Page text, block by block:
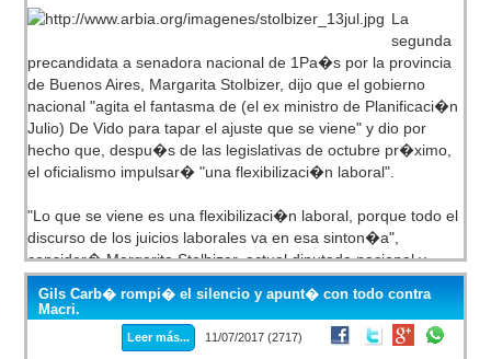
"Esa campa�a del miedo no la pod�s usar en todas las
elecciones porque va perdiendo fuerza y es l�gico que la use
toda la oposici�n en general porque tienen mucho en
com�n, han sido parte del gobierno kirchnerista en estos 12
a�os", sentenci� en FM Delta.
La
segunda
precandidata a senadora nacional de 1Pa�s por la provincia
de Buenos Aires, Margarita Stolbizer, dijo que el gobierno
nacional "agita el fantasma de (el ex ministro de Planificaci�n
Julio) De Vido para tapar el ajuste que se viene" y dio por
hecho que, despu�s de las legislativas de octubre pr�ximo,
el oficialismo impulsar� "una flexibilizaci�n laboral".
"Lo que se viene es una flexibilizaci�n laboral, porque todo el
discurso de los juicios laborales va en esa sinton�a",
consider� Margarita Stolbizer, actual diputada nacional y
n�mero dos en la lista de precandidatos a senadores
nacionales de 1Pa�s que, en la provincia de Buenos Aires,
encabeza el tambi�n diputado Sergio Massa.
Gils Carb� rompi� el silencio y apunt� con todo contra
Macri.
Leer más... 11/07/2017 (2717)